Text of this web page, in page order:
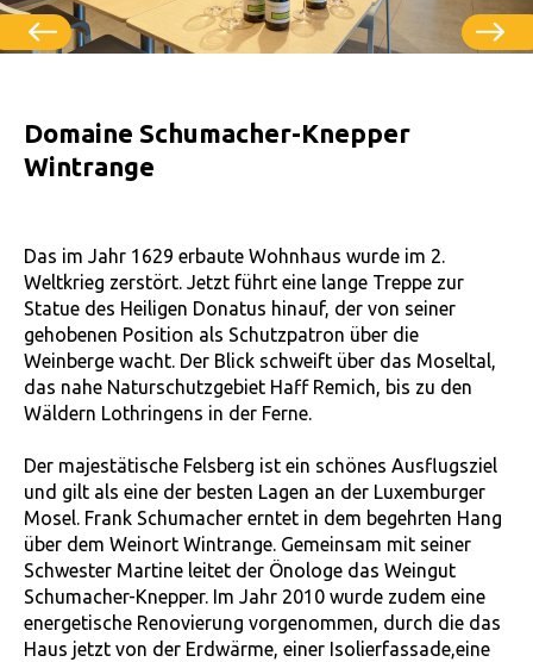
Domaine Schumacher-Knepper
Wintrange
Das im Jahr 1629 erbaute Wohnhaus wurde im 2.
Weltkrieg zerstört. Jetzt führt eine lange Treppe zur
Statue des Heiligen Donatus hinauf, der von seiner
gehobenen Position als Schutzpatron über die
Weinberge wacht. Der Blick schweift über das Moseltal,
das nahe Naturschutzgebiet Haff Remich, bis zu den
Wäldern Lothringens in der Ferne.
Der majestätische Felsberg ist ein schönes Ausflugsziel
und gilt als eine der besten Lagen an der Luxemburger
Mosel. Frank Schumacher erntet in dem begehrten Hang
über dem Weinort Wintrange. Gemeinsam mit seiner
Schwester Martine leitet der Önologe das Weingut
Schumacher-Knepper. Im Jahr 2010 wurde zudem eine
energetische Renovierung vorgenommen, durch die das
Haus jetzt von der Erdwärme, einer Isolierfassade,eine